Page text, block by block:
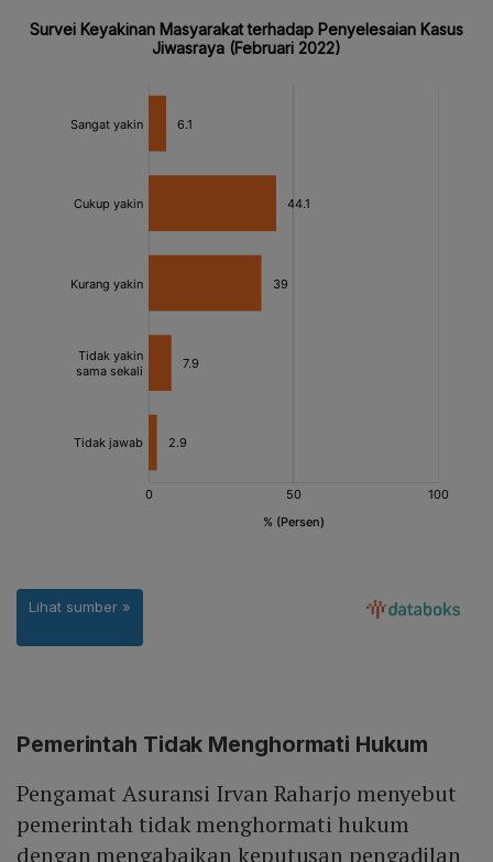
Pemerintah Tidak Menghormati Hukum
Pengamat Asuransi Irvan Raharjo menyebut
pemerintah tidak menghormati hukum
dengan mengabaikan keputusan pengadilan